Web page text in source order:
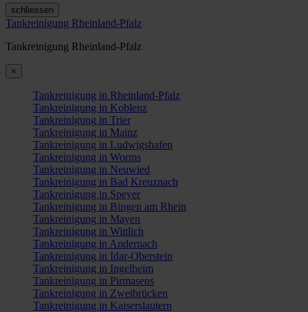
schliessen
Tankreinigung Rheinland-Pfalz
Tankreinigung Rheinland-Pfalz
×
Tankreinigung in Rheinland-Pfalz
Tankreinigung in Koblenz
Tankreinigung in Trier
Tankreinigung in Mainz
Tankreinigung in Ludwigshafen
Tankreinigung in Worms
Tankreinigung in Neuwied
Tankreinigung in Bad Kreuznach
Tankreinigung in Speyer
Tankreinigung in Bingen am Rhein
Tankreinigung in Mayen
Tankreinigung in Wittlich
Tankreinigung in Andernach
Tankreinigung in Idar-Oberstein
Tankreinigung in Ingelheim
Tankreinigung in Pirmasens
Tankreinigung in Zweibrücken
Tankreinigung in Kaiserslautern